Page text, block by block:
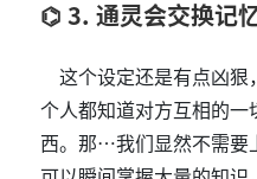
3. 通灵会交换记
这个设定还是有点凶狠
个人都知道对方互相的
西。那…我们显然不需要